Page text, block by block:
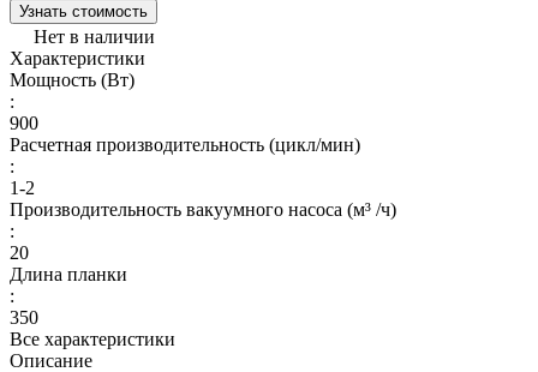
Узнать стоимость
Нет в наличии
Характеристики
Мощность (Вт)
:
900
Расчетная производительность (цикл/мин)
:
1-2
Производительность вакуумного насоса (м³ /ч)
:
20
Длина планки
:
350
Все характеристики
Описание